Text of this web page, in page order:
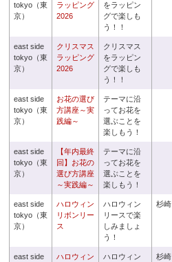
tokyo（東
京）
ラッピング
2026
をラッピン
グで楽しも
う！！
east side
tokyo（東
京）
クリスマス
ラッピング
2026
クリスマス
をラッピン
グで楽しも
う！！
east side
tokyo（東
京）
お花の選び
方講座～実
践編～
テーマに沿
ってお花を
選ぶことを
楽しもう！
east side
tokyo（東
京）
【年内最終
回】お花の
選び方講座
～実践編～
テーマに沿
ってお花を
選ぶことを
楽しもう！
east side
tokyo（東
京）
ハロウィン
リボンリー
ス
ハロウィン
リースで楽
しみましょ
う！
杉崎
east side
ハロウィン
ハロウィン
杉崎